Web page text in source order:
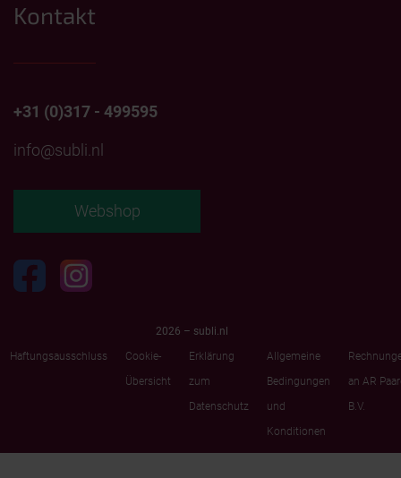
Kontakt
+31 (0)317 - 499595
info@subli.nl
Webshop
2026 – subli.nl
Haftungsausschluss
Cookie-
Übersicht
Erklärung
zum
Datenschutz
Allgemeine
Bedingungen
und
Konditionen
an AR
B.V.